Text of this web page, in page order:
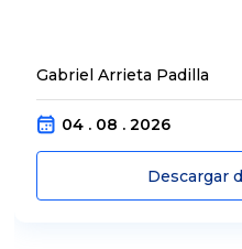
Gabriel Arrieta Padilla
04 . 08 . 2026
Descargar